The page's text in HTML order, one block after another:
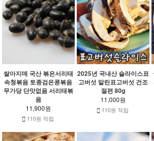
쌀아지매 국산 볶은서리태
속청볶음 토종검은콩볶음
무가당 단맛없음 서리태볶
음
11,900원
110원 적립
2025년 국내산 슬라이스표
고버섯 말린표고버섯 건조
절편 80g
11,000원
110원 적립